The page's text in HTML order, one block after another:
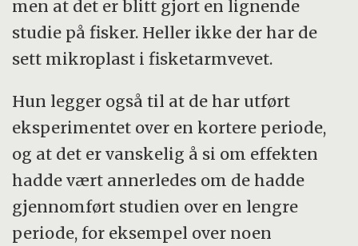
men at det er blitt gjort en lignende
studie på fisker. Heller ikke der har de
sett mikroplast i fisketarmvevet.
Hun legger også til at de har utført
eksperimentet over en kortere periode,
og at det er vanskelig å si om effekten
hadde vært annerledes om de hadde
gjennomført studien over en lengre
periode, for eksempel over noen